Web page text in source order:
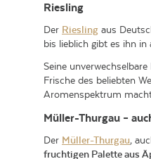
Riesling
Der Riesling aus
bis lieblich gibt es ihn in
Seine
Frische des beliebten
Aromenspektrum
Müller-Thurgau –
Der Müller-Thurgau,
fruchtigen Palette aus